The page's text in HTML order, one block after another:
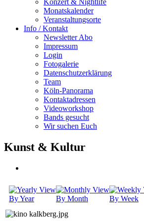
Konzert & Nightlife
Monatskalender
Veranstaltungsorte
Info / Kontakt
Newsletter Abo
Impressum
Login
Fotogalerie
Datenschutzerklärung
Team
Köln-Panorama
Kontaktadressen
Videoworkshop
Bands gesucht
Wir suchen Euch
Kunst & Kultur
By Year By Month By Week